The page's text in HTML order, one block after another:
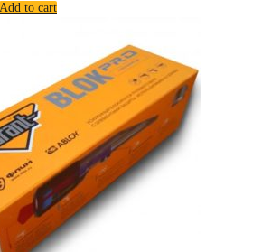
Add to cart